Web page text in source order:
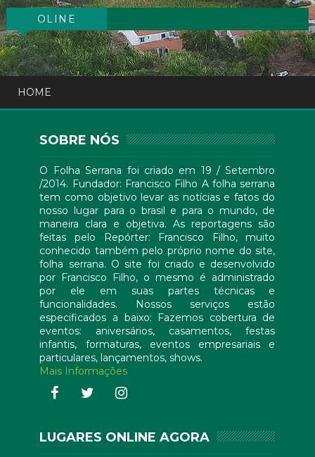
OLINE
HOME
SOBRE NÓS
O Folha Serrana foi criado em 19 / Setembro
/2014. Fundador: Francisco Filho A folha serrana
tem como objetivo levar as notícias e fatos do
nosso lugar para o brasil e para o mundo, de
maneira clara e objetiva. As reportagens são
feitas pelo Repórter: Francisco Filho, muito
conhecido também pelo próprio nome do site,
folha serrana. O site foi criado e desenvolvido
por Francisco Filho, o mesmo é administrado
por ele em suas partes técnicas e
funcionalidades. Nossos serviços estão
especificados a baixo: Fazemos cobertura de
eventos: aniversários, casamentos, festas
infantis, formaturas, eventos empresariais e
particulares, lançamentos, shows.
Mais Informações
LUGARES ONLINE AGORA